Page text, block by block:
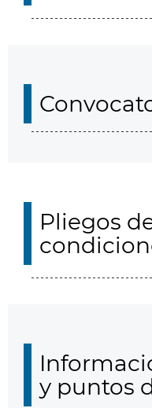
Pliegos
y puntos